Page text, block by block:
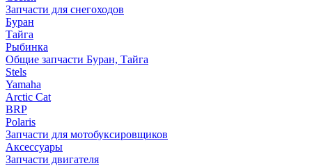
Запчасти для снегоходов
Буран
Тайга
Рыбинка
Общие запчасти Буран, Тайга
Stels
Yamaha
Arctic Cat
BRP
Polaris
Запчасти для мотобуксировщиков
Аксессуары
Запчасти двигателя